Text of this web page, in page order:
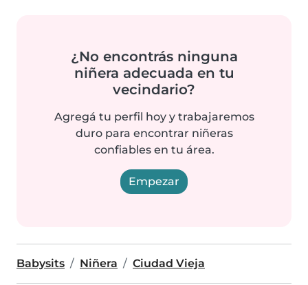
¿No encontrás ninguna
niñera adecuada en tu
vecindario?
Agregá tu perfil hoy y trabajaremos
duro para encontrar niñeras
confiables en tu área.
Empezar
Babysits Niñera Ciudad Vieja